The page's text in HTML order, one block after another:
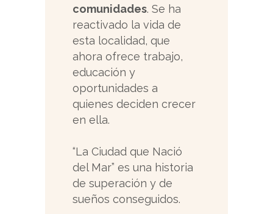
comunidades. Se ha
reactivado la vida de
esta localidad, que
ahora ofrece trabajo,
educación y
oportunidades a
quienes deciden crecer
en ella.
“La Ciudad que Nació
del Mar” es una historia
de superación y de
sueños conseguidos.